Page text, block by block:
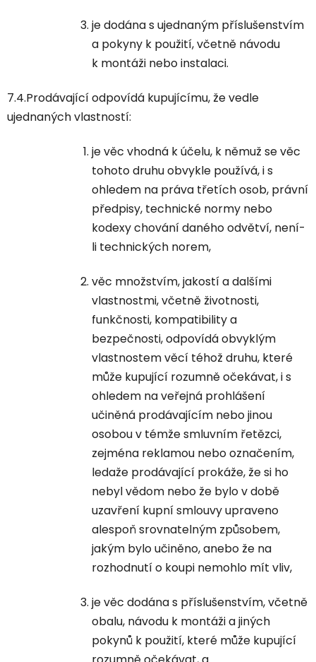
je dodána s ujednaným příslušenstvím
a pokyny k použití, včetně návodu
k montáži nebo instalaci.
7.4.Prodávající odpovídá kupujícímu, že vedle
ujednaných vlastností:
je věc vhodná k účelu, k němuž se věc
tohoto druhu obvykle používá, i s
ohledem na práva třetích osob, právní
předpisy, technické normy nebo
kodexy chování daného odvětví, není-
li technických norem,
věc množstvím, jakostí a dalšími
vlastnostmi, včetně životnosti,
funkčnosti, kompatibility a
bezpečnosti, odpovídá obvyklým
vlastnostem věcí téhož druhu, které
může kupující rozumně očekávat, i s
ohledem na veřejná prohlášení
učiněná prodávajícím nebo jinou
osobou v témže smluvním řetězci,
zejména reklamou nebo označením,
ledaže prodávající prokáže, že si ho
nebyl vědom nebo že bylo v době
uzavření kupní smlouvy upraveno
alespoň srovnatelným způsobem,
jakým bylo učiněno, anebo že na
rozhodnutí o koupi nemohlo mít vliv,
je věc dodána s příslušenstvím, včetně
obalu, návodu k montáži a jiných
pokynů k použití, které může kupující